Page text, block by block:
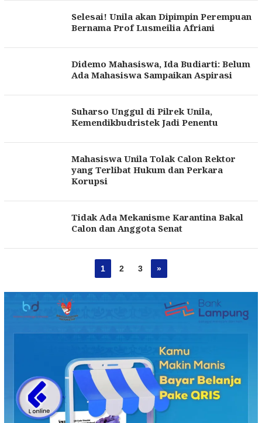
Selesai! Unila akan Dipimpin Perempuan
Bernama Prof Lusmeilia Afriani
Didemo Mahasiswa, Ida Budiarti: Belum
Ada Mahasiswa Sampaikan Aspirasi
Suharso Unggul di Pilrek Unila,
Kemendikbudristek Jadi Penentu
Mahasiswa Unila Tolak Calon Rektor
yang Terlibat Hukum dan Perkara
Korupsi
Tidak Ada Mekanisme Karantina Bakal
Calon dan Anggota Senat
1 2 3 »